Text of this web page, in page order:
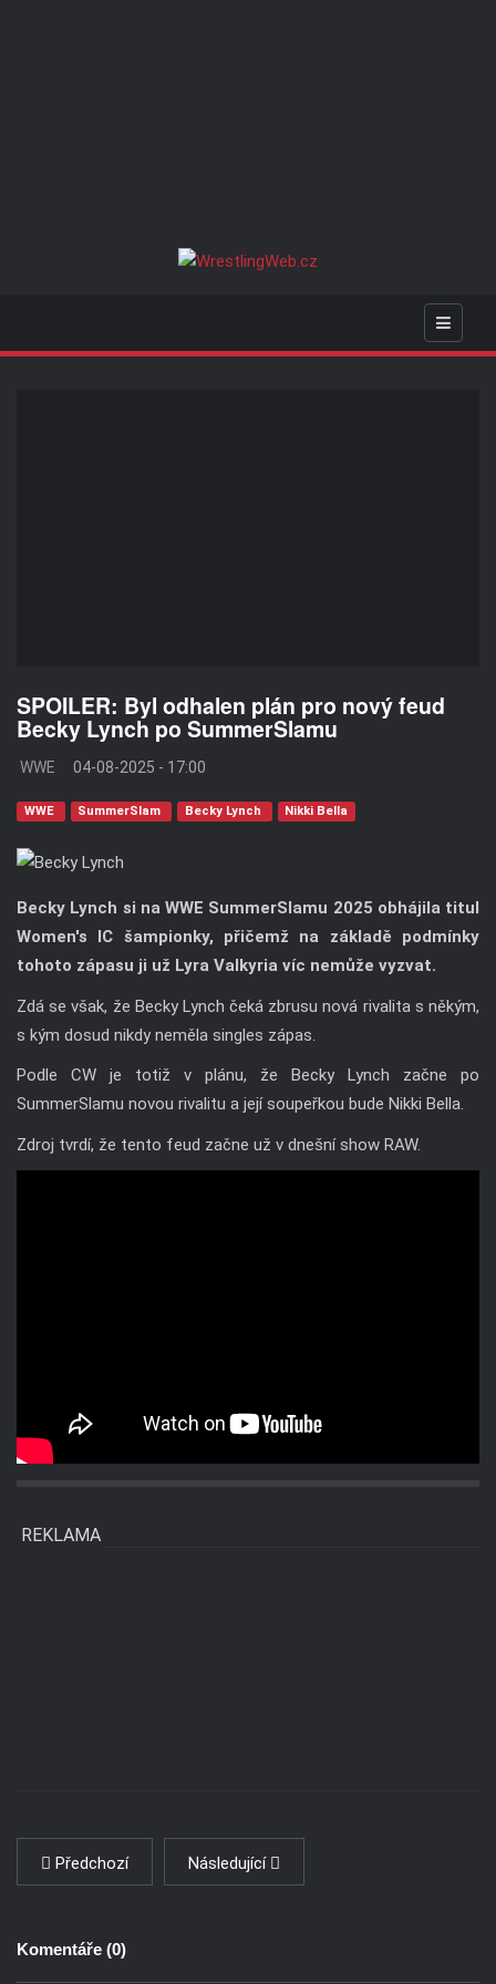
SPOILER: Byl odhalen plán pro nový feud
Becky Lynch po SummerSlamu
WWE 04-08-2025 - 17:00
WWE SummerSlam Becky Lynch Nikki Bella
Becky Lynch si na WWE SummerSlamu 2025 obhájila titul
Women's IC šampionky, přičemž na základě podmínky
tohoto zápasu ji už Lyra Valkyria víc nemůže vyzvat.
Zdá se však, že Becky Lynch čeká zbrusu nová rivalita s někým,
s kým dosud nikdy neměla singles zápas.
Podle CW je totiž v plánu, že Becky Lynch začne po
SummerSlamu novou rivalitu a její soupeřkou bude Nikki Bella.
Zdroj tvrdí, že tento feud začne už v dnešní show RAW.
REKLAMA
Předchozí Následující
Komentáře (0)